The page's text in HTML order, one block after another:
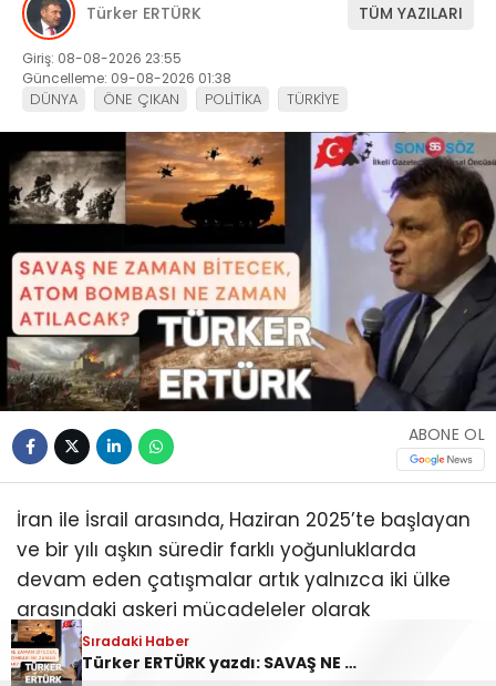
Sıradaki Haber
Türker ERTÜRK yazdı: SAVAŞ NE ZAMAN BİTECEK, ATOM BOMBASI NE ZAMAN ATILACAK?
Türker ERTÜRK TÜM YAZILARI
Giriş: 08-08-2026 23:55
Güncelleme: 09-08-2026 01:38
DÜNYA ÖNE ÇIKAN POLİTİKA TÜRKİYE
ABONE OL
İran ile İsrail arasında, Haziran 2025’te başlayan
ve bir yılı aşkın süredir farklı yoğunluklarda
devam eden çatışmalar artık yalnızca iki ülke
arasındaki askeri mücadeleler olarak
değerlendirilemez. Bu savaş; ABD’nin bölgesel
stratejisi, İsrail’in güvenlik doktrini, İran’ın rejim